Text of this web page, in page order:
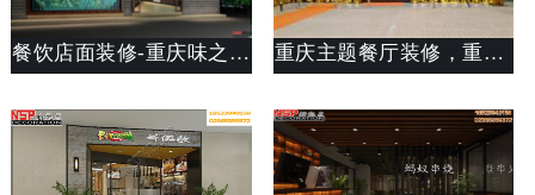
餐饮店面装修-重庆味之道餐厅装修 重庆主题餐厅装修，重庆餐饮店面装修-重庆大坪养生粥道主题餐厅装修设计